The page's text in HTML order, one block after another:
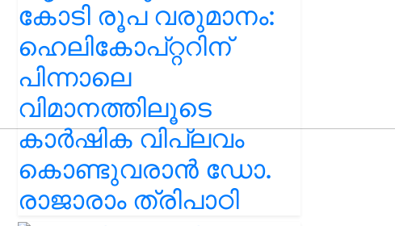
കോടി രൂപ വരുമാനം:
ഹെലികോപ്റ്ററിന്
പിന്നാലെ
വിമാനത്തിലൂടെ
കാർഷിക വിപ്ലവം
കൊണ്ടുവരാൻ ഡോ.
രാജാരാം ത്രിപാഠി